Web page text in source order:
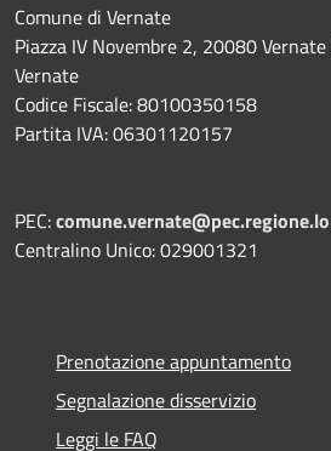
Comune di Vernate
Piazza IV Novembre 2, 20080
Vernate
Codice Fiscale: 80100350158
Partita IVA: 06301120157
PEC:
Centralino Unico: 029001321
Prenotazione appuntamento
Segnalazione disservizio
Leggi le FAQ